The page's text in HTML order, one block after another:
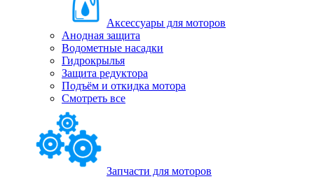
Аксессуары для моторов
Анодная защита
Водометные насадки
Гидрокрылья
Защита редуктора
Подъём и откидка мотора
Смотреть все
Запчасти для моторов